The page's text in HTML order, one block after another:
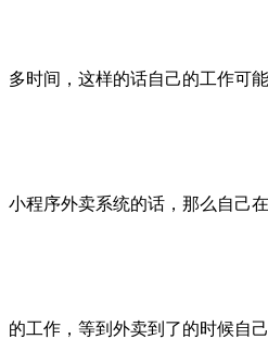
多时间，这样的话自己的工作可
小程序外卖系统的话，那么自己
的工作，等到外卖到了的时候自